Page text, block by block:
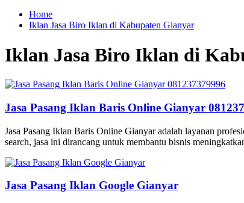
Home
Iklan Jasa Biro Iklan di Kabupaten Gianyar
Iklan Jasa Biro Iklan di
Jasa Pasang Iklan Baris Online Gianyar
Jasa Pasang Iklan Baris Online Gianyar adalah layanan
search, jasa ini dirancang untuk membantu bisnis
Jasa Pasang Iklan Google Gianyar